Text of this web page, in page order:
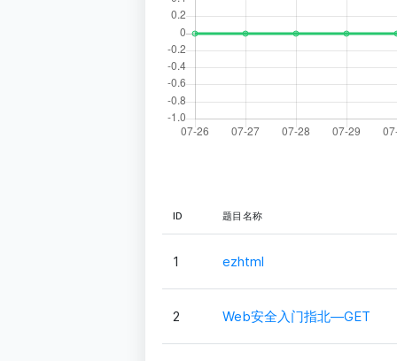
ID 题目名称
1 ezhtml
2 Web安全入门指北—GET